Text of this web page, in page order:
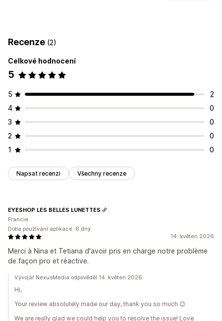
Živé náhledy
Přizpůsobení
Obrázky Nahrání souboru
Recenze (2)
Celkové hodnocení
5
5
2
4
0
3
0
2
0
1
0
Napsat recenzi Všechny recenze
14. květen 2026
Merci à Nina et Tetiana d'avoir pris en charge notre problème
de façon pro et réactive.
EYESHOP LES BELLES LUNETTES
Francie
Doba používání aplikace: 6 dny
Vývojář NexusMedia odpověděl 14. květen 2026
Hi,
Your review absolutely made our day, thank you so much 😊
We are really glad we could help you to resolve the issue! Love